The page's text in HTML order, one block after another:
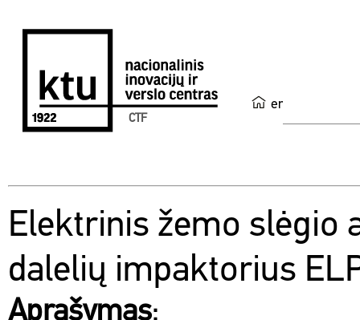
en
CTF
Elektrinis žemo slėgio
dalelių impaktorius
Aprašymas: